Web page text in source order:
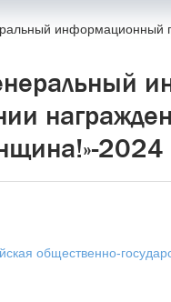
информационный
2024
общественно-